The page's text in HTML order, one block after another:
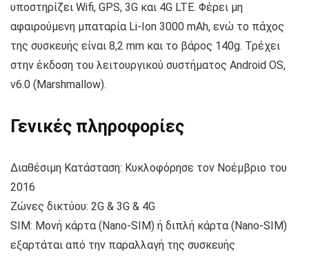
υποστηρίζει Wifi, GPS, 3G και 4G LTE. Φέρει μη
αφαιρούμενη μπαταρία Li-Ion 3000 mAh, ενώ το πάχος
της συσκευής είναι 8,2 mm και το βάρος 140g. Τρέχει
στην έκδοση του λειτουργικού συστήματος Android OS,
v6.0 (Marshmallow).
Γενικές πληροφορίες
Διαθέσιμη Κατάσταση: Κυκλοφόρησε τον Νοέμβριο του
2016
Ζώνες δικτύου: 2G & 3G & 4G
SIM: Μονή κάρτα (Nano-SIM) ή διπλή κάρτα (Nano-SIM)
εξαρτάται από την παραλλαγή της συσκευής